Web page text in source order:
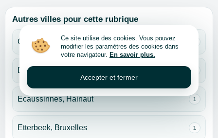
Autres villes pour cette rubrique
Charleroi, Hainaut
Dilbeek, Brabant flamand
Ecaussinnes, Hainaut 1
Etterbeek, Bruxelles 1
Ce site utilise des cookies. Vous pouvez
modifier les paramètres des cookies dans
votre navigateur. En savoir plus.
Accepter et fermer